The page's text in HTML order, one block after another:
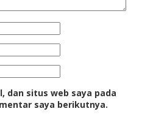
dan situs web saya pada
saya berikutnya.